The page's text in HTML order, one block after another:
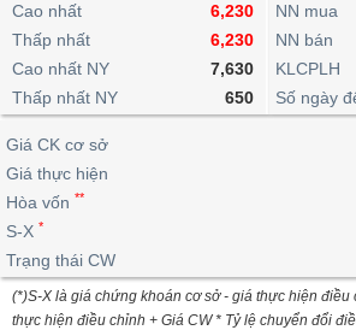
lỗ
Giao
nội
bộ
Niên
giám
Tài
liệu
cổ
đông
Định
giá
Nước
Tự
doanh
Top
cổ
phiếu
Bản
dịch
Chứng
quyền
Thống
kê
dịch
Định
Thống
dịch
Tin
tức
Phân
tích
kỹ
thuật
Bảng
trực
tuyến
lọc
cổ
phiếu
Vĩ
mô
lai
Chứng
quyền
Trái
phiếu
doanh
IR
Awards
Dịch
vụ
Cao nhất
6,230
Thấp nhất
6,230
Cao nhất NY
7,630
Thấp nhất NY
650
NN mua
NN bán
KLCPLH
Số ngày
Giá CK cơ sở
Giá thực hiện
Hòa vốn **
S-X *
Trạng thái CW
(*)S-X là giá chứng khoán cơ sở - giá thực hiện điều
thực hiện điều chỉnh + Giá CW * Tỷ lệ chuyển đổi
BẤT
ĐỘNG
SẢN
TÀI
CHÍNH
HÀNG
HÓA